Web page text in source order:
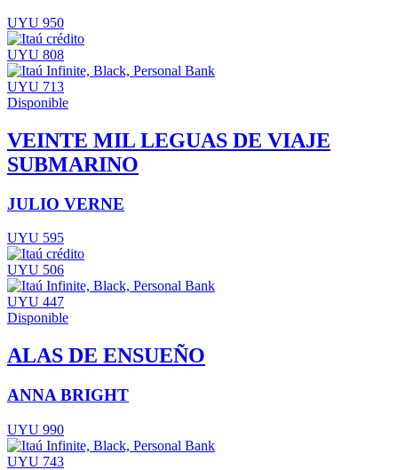
UYU 950
UYU 808
UYU 713
Disponible
VEINTE MIL LEGUAS DE VIAJE
SUBMARINO
JULIO VERNE
UYU 595
UYU 506
UYU 447
Disponible
ALAS DE ENSUEÑO
ANNA BRIGHT
UYU 990
UYU 743